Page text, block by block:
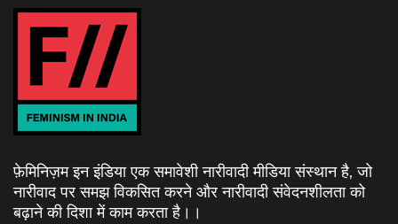
फ़ेमिनिज़म इन इंडिया एक समावेशी नारीवादी मीडिया संस्थान है, जो
नारीवाद पर समझ विकसित करने और नारीवादी संवेदनशीलता को
बढ़ाने की दिशा में काम करता है। ।